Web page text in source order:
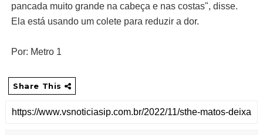
pancada muito grande na cabeça e nas costas", disse.
Ela está usando um colete para reduzir a dor.
Por: Metro 1
Share This